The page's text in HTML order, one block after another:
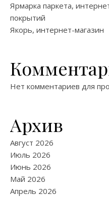
Ярмарка паркета,
покрытий
Якорь, интернет-магазин
Нет комментариев для
Архив
Август 2026
Июль 2026
Июнь 2026
Май 2026
Апрель 2026